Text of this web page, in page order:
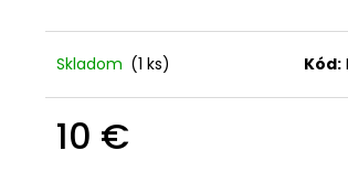
Skladom (1 ks) Kód:
10 €